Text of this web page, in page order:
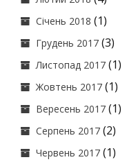
Січень 2018 (1)
Грудень 2017 (3)
Листопад 2017 (1)
Жовтень 2017 (1)
Вересень 2017 (1)
Серпень 2017 (2)
Червень 2017 (1)